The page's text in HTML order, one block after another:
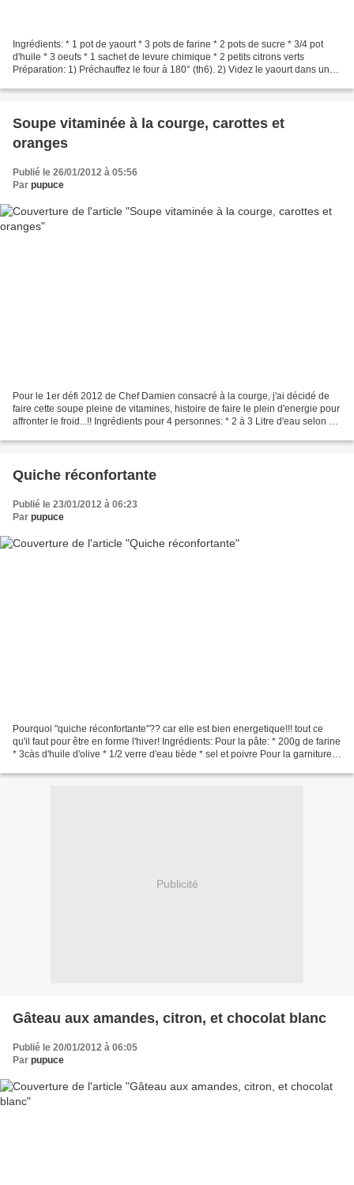
Ingrédients: * 1 pot de yaourt * 3 pots de farine * 2 pots de sucre * 3/4 pot
d'huile * 3 oeufs * 1 sachet de levure chimique * 2 petits citrons verts
Préparation: 1) Préchauffez le four à 180° (th6). 2) Videz le yaourt dans un
Soupe vitaminée à la courge, carottes et
oranges
Publié le 26/01/2012 à 05:56
Par pupuce
Pour le 1er défi 2012 de Chef Damien consacré à la courge, j'ai décidé de
faire cette soupe pleine de vitamines, histoire de faire le plein d'energie pour
affronter le froid...!! Ingrédients pour 4 personnes: * 2 à 3 Litre d'eau selon si
Quiche réconfortante
Publié le 23/01/2012 à 06:23
Par pupuce
Pourquoi "quiche réconfortante"?? car elle est bien energetique!!! tout ce
qu'il faut pour être en forme l'hiver! Ingrédients: Pour la pâte: * 200g de farine
* 3càs d'huile d'olive * 1/2 verre d'eau tiède * sel et poivre Pour la garniture: *
Publicité
Gâteau aux amandes, citron, et chocolat blanc
Publié le 20/01/2012 à 06:05
Par pupuce